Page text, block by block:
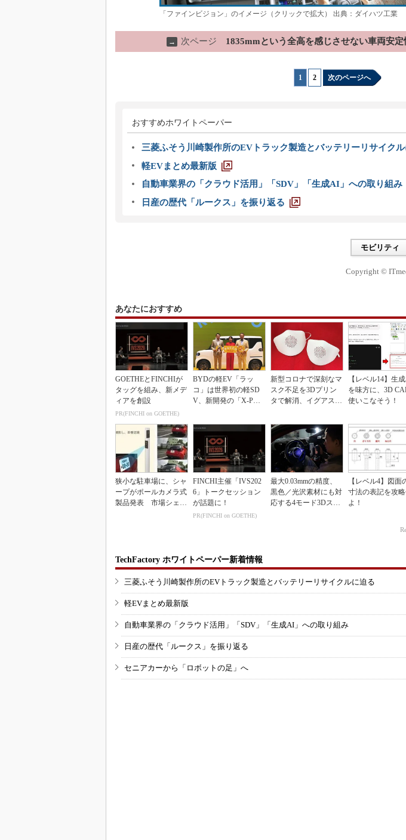
「ファインビジョン」のイメージ（クリックで拡大） 出典：ダイハツ工業
→ 次ページ 1835mmという全高を感じさせない車両安
1 2 次のページへ
おすすめホワイトペーパー
三菱ふそう川崎製作所のEVトラック製造とバッテリーリサイク
軽EVまとめ最新版
自動車業界の「クラウド活用」「SDV」「生成AI」への取り組み
日産の歴代「ルークス」を振り返る
モビリティ
Copyright ©
あなたにおすすめ
GOETHEとFINCHIが
タッグを組み、新メデ
ィアを創設
PR(FINCHI on GOETHE)
BYDの軽EV「ラッ
コ」は世界初の軽SD
V、新開発の「X-PAC
新型コロナで深刻なマ
スク不足を3Dプリン
タで解消、イグアスが
【レベル14】生
を味方に、3D
使いこなそう！
狭小な駐車場に、シャ
ープがポールカメラ式
製品発表 市場シェア
FINCHI主催「IVS202
6」トークセッション
が話題に！
PR(FINCHI on GOETHE)
最大0.03mmの精度、
黒色／光沢素材にも対
応する4モード3Dスキ
【レベル4】図面
寸法の表記を攻
よ！
TechFactory ホワイトペーパー新着情報
三菱ふそう川崎製作所のEVトラック製造とバッテリーリサイクルに迫る
軽EVまとめ最新版
自動車業界の「クラウド活用」「SDV」「生成AI」への取り組み
日産の歴代「ルークス」を振り返る
セニアカーから「ロボットの足」へ